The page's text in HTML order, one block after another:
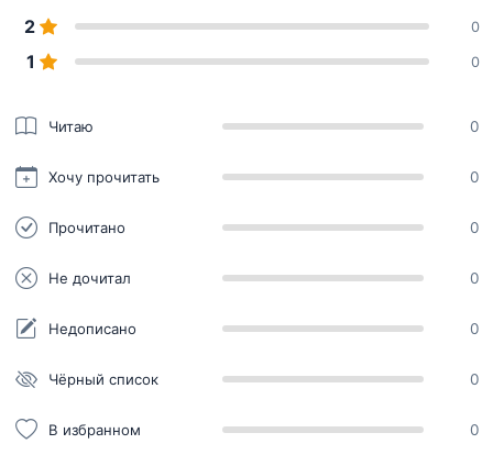
2
0
1 0
Читаю 0
Хочу прочитать 0
Прочитано 0
Не дочитал 0
Недописано 0
Чёрный список 0
В избранном 0